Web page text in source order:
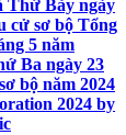
Thứ Bảy ngày
cử sơ bộ Tổng
5 năm
Ba ngày 23
bộ năm 2024
2024 by